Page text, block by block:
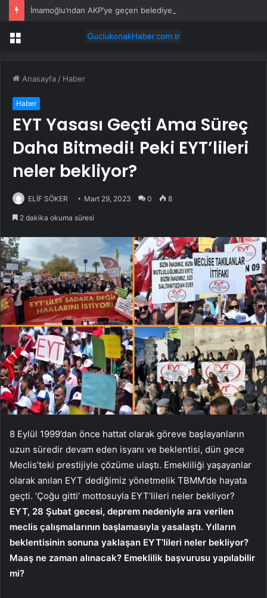
İmamoğlu’ndan AKP’ye geçen belediye başkanlarına tepki
Menü
Anasayfa / Haber
Haber
EYT Yasası Geçti Ama Süreç
Daha Bitmedi! Peki EYT’lileri
neler bekliyor?
ELİF SÖKER Mart 29, 2023 0 8
2 dakika okuma süresi
8 Eylül 1999’dan önce hattat olarak göreve başlayanların
uzun süredir devam eden isyanı ve beklentisi, dün gece
Meclis’teki prestijiyle çözüme ulaştı. Emekliliği yaşayanlar
olarak anılan EYT dediğimiz yönetmelik TBMM’de hayata
geçti. ‘Çoğu gitti’ mottosuyla EYT’lileri neler bekliyor?
EYT, 28 Şubat gecesi, deprem nedeniyle ara verilen
meclis çalışmalarının başlamasıyla yasalaştı. Yılların
beklentisinin sonuna yaklaşan EYT’lileri neler bekliyor?
Maaş ne zaman alınacak? Emeklilik başvurusu yapılabilir
mi?